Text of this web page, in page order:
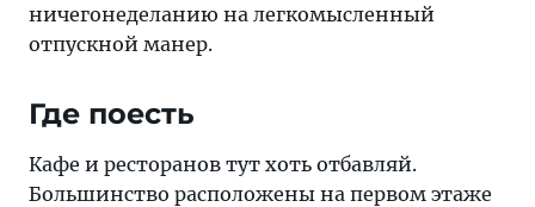
ничегонеделанию на легкомысленный
отпускной манер.
Где поесть
Кафе и ресторанов тут хоть отбавляй.
Большинство расположены на первом этаже